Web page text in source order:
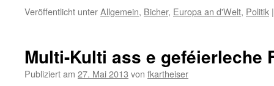
Veröffentlicht unterAllgemein, Bicher, Europa an d'Welt, Politik |
Multi-Kulti ass e geféierleche
Publiziert am 27. Mai 2013 von fkartheiser